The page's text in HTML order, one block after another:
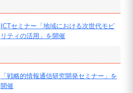
ICTセミナー「地域における次世代モビ
リティの活用」を開催
「戦略的情報通信研究開発セミナー」を
開催